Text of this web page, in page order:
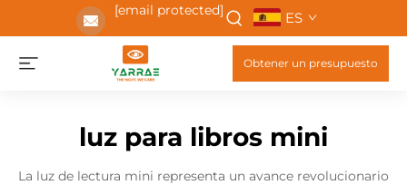
[email protected] ES
Obtener un presupuesto
luz para libros mini
La luz de lectura mini representa un avance revolucionario